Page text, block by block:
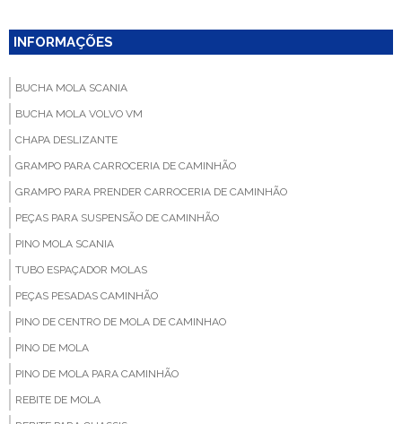
INFORMAÇÕES
BUCHA MOLA SCANIA
BUCHA MOLA VOLVO VM
CHAPA DESLIZANTE
GRAMPO PARA CARROCERIA DE CAMINHÃO
GRAMPO PARA PRENDER CARROCERIA DE CAMINHÃO
PEÇAS PARA SUSPENSÃO DE CAMINHÃO
PINO MOLA SCANIA
TUBO ESPAÇADOR MOLAS
PEÇAS PESADAS CAMINHÃO
PINO DE CENTRO DE MOLA DE CAMINHAO
PINO DE MOLA
PINO DE MOLA PARA CAMINHÃO
REBITE DE MOLA